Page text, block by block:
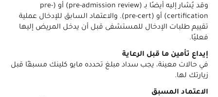
وقد يُشار إليه أيضًا بـ (pre-admission review) أو (pre-
certification) أو (pre-cert). والاعتماد السابق للإدخال عملية
تقييم طلبات الإدخال للمستشفى قبل أن يدخل المريض إليها
فعليًا.
إيداع تأمين ما قبل الرعاية
في حالات معينة، يجب سداد مبلغ تحدده مايو كلينك مسبقًا قبل
زيارتك لها.
الاعتماد المسبق